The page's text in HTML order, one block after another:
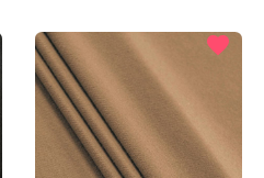
favorite